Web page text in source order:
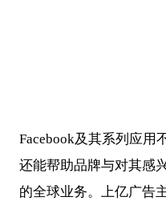
Facebook及其系列应用
还能帮助品牌与对其感
的全球业务。上亿广告